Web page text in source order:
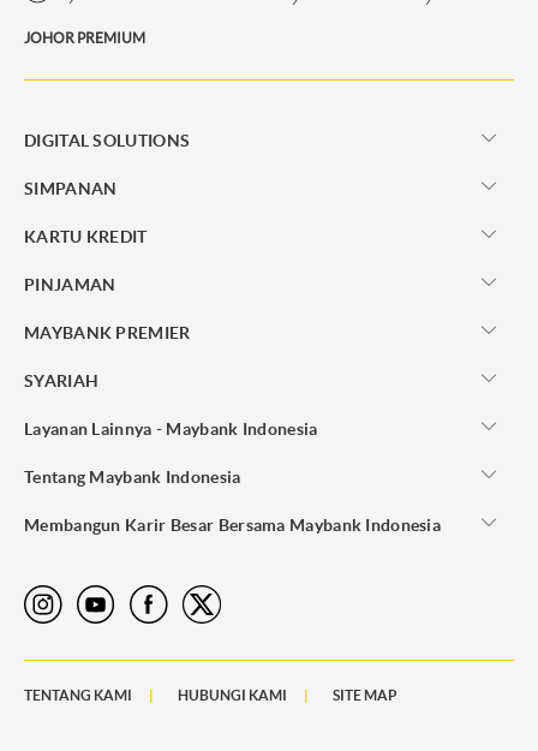
JOHOR PREMIUM
DIGITAL SOLUTIONS
SIMPANAN
KARTU KREDIT
PINJAMAN
MAYBANK PREMIER
SYARIAH
Layanan Lainnya - Maybank Indonesia
Tentang Maybank Indonesia
Membangun Karir Besar Bersama Maybank Indonesia
TENTANG KAMI HUBUNGI KAMI SITE MAP